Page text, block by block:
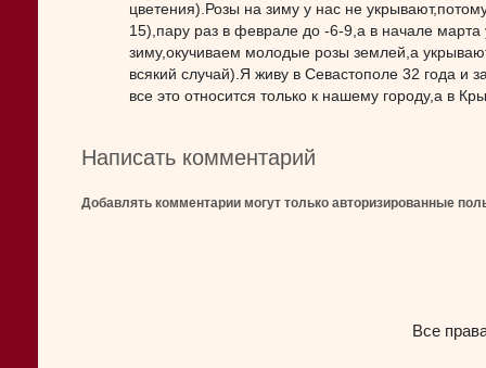
цветения).Розы на зиму у нас не
15),пару раз в феврале до -6-9,а в начале
зиму,окучиваем молодые розы землей,а
всякий случай).Я живу в Севастополе 32 года и
все это относится только к нашему городу,а в
Написать комментарий
Добавлять комментарии могут только авторизированные
Все